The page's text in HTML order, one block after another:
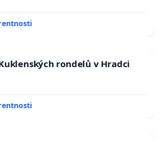
rondelů v Hradci